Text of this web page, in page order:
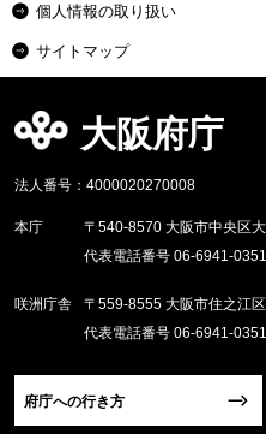
個人情報の取り扱い
サイトマップ
大阪府庁
法人番号：4000020270008
本庁
〒540-8570 大阪市中央区
代表電話番号 06-6941-0351
咲洲庁舎
〒559-8555 大阪市住之江
代表電話番号 06-6941-0351
府庁への行き方